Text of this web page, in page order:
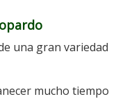
una gran variedad
mucho tiempo